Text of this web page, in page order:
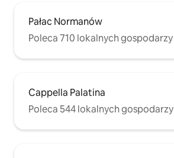
Pałac Normanów
Poleca 710 lokalnych gospodarzy
Cappella Palatina
Poleca 544 lokalnych gospodarzy